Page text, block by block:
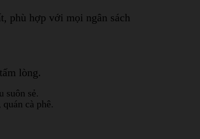
phù hợp với mọi ngân sách
lòng.
suôn sẻ.
cà phê.